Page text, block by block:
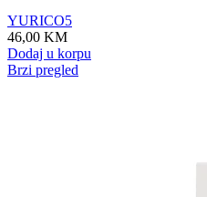
YURICO5
46,00 KM
Dodaj u korpu
Brzi pregled